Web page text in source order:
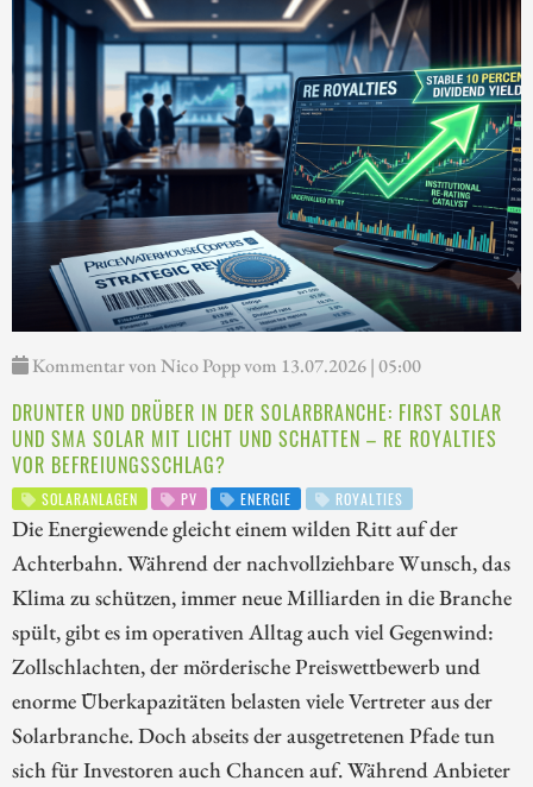
Kommentar von Nico Popp vom 13.07.2026 | 05:00
DRUNTER UND DRÜBER IN DER SOLARBRANCHE: FIRST SOLAR
UND SMA SOLAR MIT LICHT UND SCHATTEN – RE ROYALTIES
VOR BEFREIUNGSSCHLAG?
SOLARANLAGEN PV ENERGIE ROYALTIES
Die Energiewende gleicht einem wilden Ritt auf der
Achterbahn. Während der nachvollziehbare Wunsch, das
Klima zu schützen, immer neue Milliarden in die Branche
spült, gibt es im operativen Alltag auch viel Gegenwind:
Zollschlachten, der mörderische Preiswettbewerb und
enorme Überkapazitäten belasten viele Vertreter aus der
Solarbranche. Doch abseits der ausgetretenen Pfade tun
sich für Investoren auch Chancen auf. Während Anbieter